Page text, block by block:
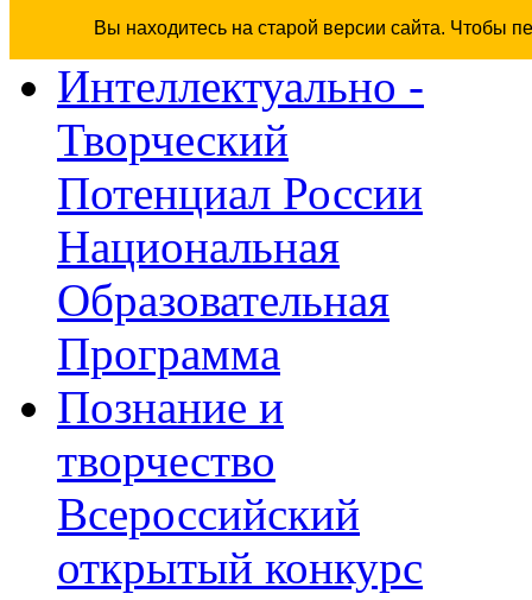
Вы находитесь на старой версии сайта. Чтобы
Интеллектуально -
Творческий
Потенциал России
Национальная
Образовательная
Программа
Познание и
творчество
Всероссийский
открытый конкурс